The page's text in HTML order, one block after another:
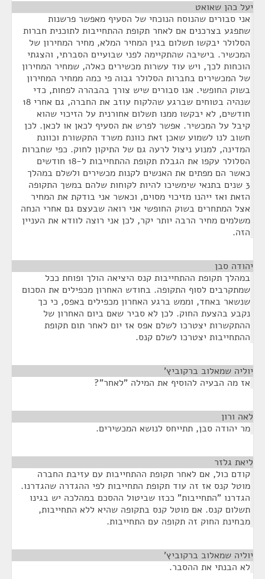
יעל כהן שאואט
אני סבורים שהנוסח הנוכחי של הסעיף מאפשר פרשנות
שתפגע בצרכנים אם לאחר תקופת ההתחייבות לתוכנית חברות
הסלולר יבקשו תשלום בגין המחיר המלא, מחיר המחירון של
המכשיר. בישיבה שהתקיימה לפני שבועיים הסברתי, והצגתי
הוכחות לכך, ויש עוד עשרות מכשירים כאלה, שמחיר המחירון
של המכשירים בחברות הסלולר גבוה פי כמה ממחיר המחירון
בשוק החופשי. אנו סבורים שיש צורך בהבהרה לפחות, כדי
שנהיה בטוחים שברגע שהלקוח עוזב את החברה, גם אחרי 18
חודשים, לא יבקשו ממנו תשלום אחורנית על הזיכוי שהוא
קיבל על המכשיר. אפשר לפרש את הסעיף לכאן או לכאן. לכן
חשוב לנו לשמוע שאכן זאת כוונת משרד התקשורת וכוונת
המדינה, למנוע ניצול לרעה גם של התיקון לחוק. כפי שחברות
הסלולר עקפו את הגבלת תקופת ההתחייבות ל-18 חודשים
כאשר הם מפתים את האנשים לקנות מכשירים ולשלם במהלך
3 שנים בתנאי שימשיכו להיות לקוחות שלהם במשך התקופה
הזאת ואז ייהנו מזיכוי מסוים, וכאשר אני בודקת את המחיר
אצל המתחרים בשוק החופשי אני רואה שבעצם גם אחרי הנחה
משלמים מחיר הרבה יותר יקר, לכן אני רוצה לוודא את העניין
הזה.
יהודה סבן
במהלך תקופת ההתחייבות קנס היציאה הולך ופוחת ככל
שמתקרבים לסוף התקופה. בחודש האחרון מכפילים את הסכום
שנשאר באחד, וממש ברגע האחרון מכפילים באפס, כי כך
נקבע בהצעת החוק. לכן לא סביר שאם ביום האחרון של
ההתקשרות יצטרכו לשלם אפס אז יום לאחר תום תקופת
ההתחייבות יצטרכו לשלם קנס.
יוליה שמאלוב ברקוביץ'
אז מה הבעיה להוסיף את המילה "לאחר"?
לאה ורון
מר יהודה סבן, תתייחס לנושא המכשירים.
ליאת גלזר
קודם כול, אם לאחר תקופת ההתחייבות עם עזיבת החברה
מוטל קנס אז זה עוד תקופת התחייבות לפי ההגדרה שהגדרנו.
הגדרנו "התחייבות" ככזו שביטול ההסכם במהלכה יש בגינו
תשלום קנס. אם מוטל קנס בתקופה שהיא ללא התחייבות,
מבחינת החוק זה תקופה עם התחייבות.
יוליה שמאלוב ברקוביץ'
לא הבנתי את ההסבר.